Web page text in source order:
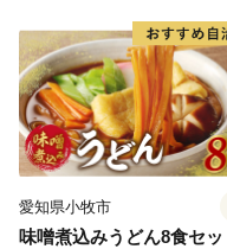
ばれる姿も見ること
護活動により２度の伐
のシンボルとして多
2004(平成16)年には、
くりと、歌才に加え
的・学術的価値が評価
ナ林」として、北海
愛知県小牧市
味噌煮込みうどん8食セッ